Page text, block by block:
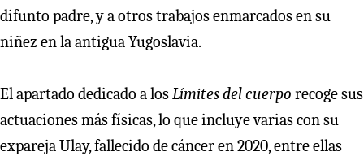
difunto padre, y a otros trabajos enmarcados en su
niñez en la antigua Yugoslavia.
El apartado dedicado a los Límites del cuerpo recoge sus
actuaciones más físicas, lo que incluye varias con su
expareja Ulay, fallecido de cáncer en 2020, entre ellas